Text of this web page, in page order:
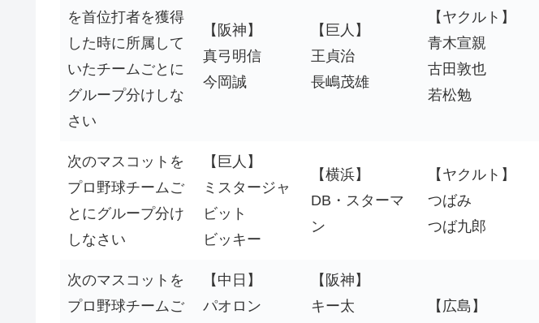
を首位打者を獲得
した時に所属して
いたチームごとに
グループ分けしな
さい
【阪神】
真弓明信
今岡誠
【巨人】
王貞治
長嶋茂雄
【ヤクルト】
青木宣親
古田敦也
若松勉
次のマスコットを
プロ野球チームご
とにグループ分け
しなさい
【巨人】
ミスタージャ
ビット
ビッキー
【横浜】
DB・スターマ
ン
【ヤクルト】
つばみ
つば九郎
次のマスコットを
プロ野球チームご
【中日】
パオロン
【阪神】
キー太
【広島】